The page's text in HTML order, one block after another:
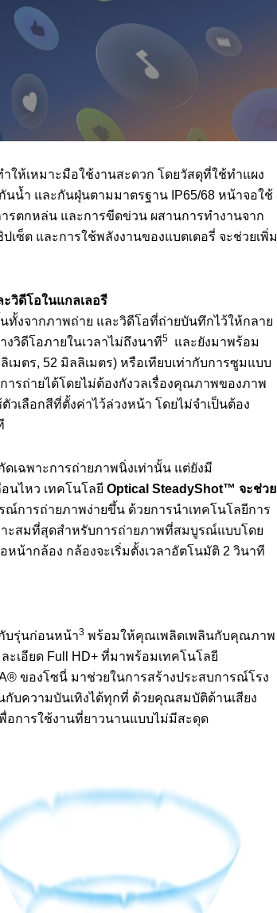
ให้เหมาะมือใช้งานสะดวก โดยวัสดุที่ใช้ทำแผง
น้ำ และกันฝุ่นตามมาตรฐาน IP65/68 หน้าจอใช้
รตกหล่น และการขีดข่วน ผสานการทำงานจาก
ซ็ต และการใช้พลังงานของแบตเตอรี่ จะช่วยเพิ่ม
วิดีโอในแกลเลอรี
ทั้งจากภาพถ่าย และวิดีโอที่ถ่ายบันทึกไว้ให้กลาย
งวิดีโอภายในเวลาไม่ถึงนาที5 และยังมาพร้อม
มตร, 52 มิลลิเมตร) หรือเทียบเท่ากับการซูมแบบ
รถ่ายได้โดยไม่ต้องกังวลเรื่องคุณภาพของภาพ
วเลือกสีที่ตั้งค่าไว้ล่วงหน้า โดยไม่จำเป็นต้อง
ดเฉพาะการถ่ายภาพนิ่งเท่านั้น แต่ยังมี
นไหว เทคโนโลยี Optical SteadyShot™ จะช่วย
ณ์การถ่ายภาพง่ายขึ้น ด้วยการนำเทคโนโลยีการ
าะสมที่สุดสำหรับการถ่ายภาพที่สมบูรณ์แบบโดย
น้ากล้อง กล้องจะเริ่มตั้งเวลาอัตโนมัติ 2 วินาที
บรุ่นก่อนหน้า3 พร้อมให้คุณเพลิดเพลินกับคุณภาพ
เอียด Full HD+ ที่มาพร้อมเทคโนโลยี
ของโซนี่ มาช่วยในการสร้างประสบการณ์โรง
บความบันเทิงได้ทุกที่ ด้วยคุณสมบัติด้านเสียง
อการใช้งานที่ยาวนานแบบไม่มีสะดุด